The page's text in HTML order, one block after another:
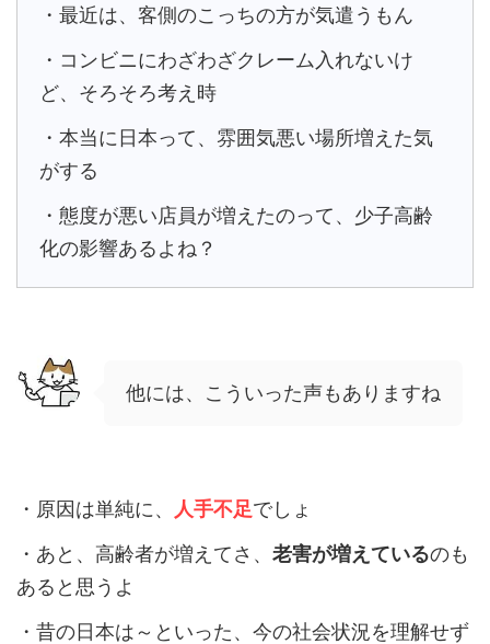
・最近は、客側のこっちの方が気遣うもん
・コンビニにわざわざクレーム入れないけ
ど、そろそろ考え時
・本当に日本って、雰囲気悪い場所増えた気
がする
・態度が悪い店員が増えたのって、少子高齢
化の影響あるよね？
他には、こういった声もありますね
・原因は単純に、 人手不足でしょ
・あと、高齢者が増えてさ、 老害が増えているのも
あると思うよ
・昔の日本は～といった、今の社会状況を理解せず